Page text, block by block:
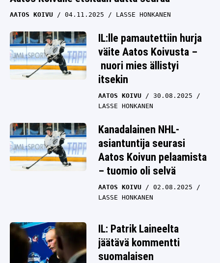
AATOS KOIVU 04.11.2025 LASSE HONKANEN
IL:lle pamautettiin hurja
väite Aatos Koivusta –
nuori mies ällistyi
itsekin
AATOS KOIVU
30.08.2025
LASSE HONKANEN
Kanadalainen NHL-
asiantuntija seurasi
Aatos Koivun pelaamista
– tuomio oli selvä
AATOS KOIVU
02.08.2025
LASSE HONKANEN
IL: Patrik Laineelta
jäätävä kommentti
suomalaisen